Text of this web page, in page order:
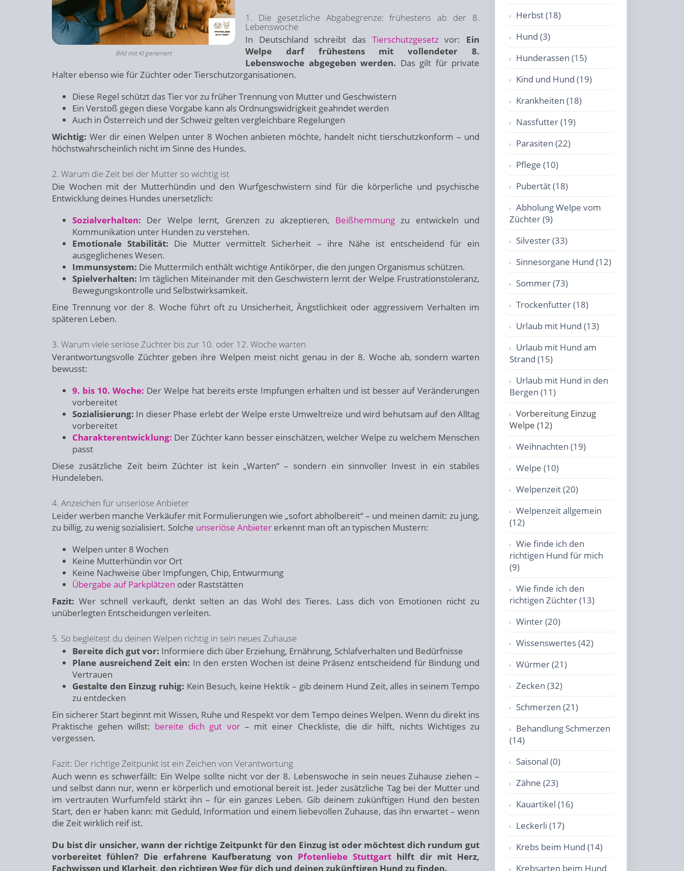
Bild mit KI generiert
1. Die gesetzliche Abgabegrenze: frühestens ab der 8.
Lebenswoche
In Deutschland schreibt das Tierschutzgesetzvor: Ein
Welpe darf frühestens mit vollendeter 8.
Lebenswoche abgegeben werden. Das gilt für private
Halter ebenso wie für Züchter oder Tierschutzorganisationen.
Diese Regel schützt das Tier vor zu früher Trennung von Mutter und Geschwistern
Ein Verstoß gegen diese Vorgabe kann als Ordnungswidrigkeit geahndet werden
Auch in Österreich und der Schweiz gelten vergleichbare Regelungen
Wichtig: Wer dir einen Welpen unter 8 Wochen anbieten möchte, handelt nicht tierschutzkonform – und
höchstwahrscheinlich nicht im Sinne des Hundes.
2. Warum die Zeit bei der Mutter so wichtig ist
Die Wochen mit der Mutterhündin und den Wurfgeschwistern sind für die körperliche und psychische
Entwicklung deines Hundes unersetzlich:
Sozialverhalten: Der Welpe lernt, Grenzen zu akzeptieren, Beißhemmungzu entwickeln und
Kommunikation unter Hunden zu verstehen.
Emotionale Stabilität: Die Mutter vermittelt Sicherheit – ihre Nähe ist entscheidend für ein
ausgeglichenes Wesen.
Immunsystem: Die Muttermilch enthält wichtige Antikörper, die den jungen Organismus schützen.
Spielverhalten: Im täglichen Miteinander mit den Geschwistern lernt der Welpe Frustrationstoleranz,
Bewegungskontrolle und Selbstwirksamkeit.
Eine Trennung vor der 8. Woche führt oft zu Unsicherheit, Ängstlichkeit oder aggressivem Verhalten im
späteren Leben.
3. Warum viele seriöse Züchter bis zur 10. oder 12. Woche warten
Verantwortungsvolle Züchter geben ihre Welpen meist nicht genau in der 8. Woche ab, sondern warten
bewusst:
9. bis 10. Woche: Der Welpe hat bereits erste Impfungen erhalten und ist besser auf Veränderungen
vorbereitet
Sozialisierung: In dieser Phase erlebt der Welpe erste Umweltreize und wird behutsam auf den Alltag
vorbereitet
Charakterentwicklung: Der Züchter kann besser einschätzen, welcher Welpe zu welchem Menschen
passt
Diese zusätzliche Zeit beim Züchter ist kein „Warten“ – sondern ein sinnvoller Invest in ein stabiles
Hundeleben.
4. Anzeichen für unseriöse Anbieter
Leider werben manche Verkäufer mit Formulierungen wie „sofort abholbereit“ – und meinen damit: zu jung,
zu billig, zu wenig sozialisiert. Solche unseriöse Anbieter erkennt man oft an typischen Mustern:
Welpen unter 8 Wochen
Keine Mutterhündin vor Ort
Keine Nachweise über Impfungen, Chip, Entwurmung
Übergabe auf Parkplätzen oder Raststätten
Fazit: Wer schnell verkauft, denkt selten an das Wohl des Tieres. Lass dich von Emotionen nicht zu
unüberlegten Entscheidungen verleiten.
5. So begleitest du deinen Welpen richtig in sein neues Zuhause
Bereite dich gut vor: Informiere dich über Erziehung, Ernährung, Schlafverhalten und Bedürfnisse
Plane ausreichend Zeit ein: In den ersten Wochen ist deine Präsenz entscheidend für Bindung und
Vertrauen
Gestalte den Einzug ruhig: Kein Besuch, keine Hektik – gib deinem Hund Zeit, alles in seinem Tempo
zu entdecken
Ein sicherer Start beginnt mit Wissen, Ruhe und Respekt vor dem Tempo deines Welpen. Wenn du direkt ins
Praktische gehen willst: bereite dich gut vor– mit einer Checkliste, die dir hilft, nichts Wichtiges zu
vergessen.
Fazit: Der richtige Zeitpunkt ist ein Zeichen von Verantwortung
Auch wenn es schwerfällt: Ein Welpe sollte nicht vor der 8. Lebenswoche in sein neues Zuhause ziehen –
und selbst dann nur, wenn er körperlich und emotional bereit ist. Jeder zusätzliche Tag bei der Mutter und
im vertrauten Wurfumfeld stärkt ihn – für ein ganzes Leben. Gib deinem zukünftigen Hund den besten
Start, den er haben kann: mit Geduld, Information und einem liebevollen Zuhause, das ihn erwartet – wenn
die Zeit wirklich reif ist.
Du bist dir unsicher, wann der richtige Zeitpunkt für den Einzug ist oder möchtest dich rundum gut
vorbereitet fühlen? Die erfahrene Kaufberatung von Pfotenliebe Stuttgart hilft dir mit Herz,
Fachwissen und Klarheit, den richtigen Weg für dich und deinen zukünftigen Hund zu finden.
Herbst (18)
Hund (3)
Hunderassen (15)
Kind und Hund (19)
Krankheiten (18)
Nassfutter (19)
Parasiten (22)
Pflege (10)
Pubertät (18)
Abholung Welpe vom
Züchter (9)
Silvester (33)
Sinnesorgane Hund (12)
Sommer (73)
Trockenfutter (18)
Urlaub mit Hund (13)
Urlaub mit Hund am
Strand (15)
Urlaub mit Hund in den
Bergen (11)
Vorbereitung Einzug
Welpe (12)
Weihnachten (19)
Welpe (10)
Welpenzeit (20)
Welpenzeit allgemein
(12)
Wie finde ich den
richtigen Hund für mich
(9)
Wie finde ich den
richtigen Züchter (13)
Winter (20)
Wissenswertes (42)
Würmer (21)
Zecken (32)
Schmerzen (21)
Behandlung Schmerzen
(14)
Saisonal (0)
Zähne (23)
Kauartikel (16)
Leckerli (17)
Krebs beim Hund (14)
Krebsarten beim Hund